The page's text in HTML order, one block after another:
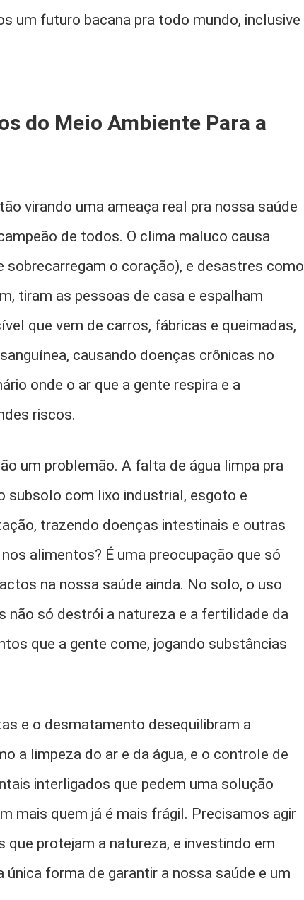
um futuro bacana pra todo mundo, inclusive
do Meio Ambiente Para a
virando uma ameaça real pra nossa saúde
de todos. O clima maluco causa
o coração), e desastres como
tiram as pessoas de casa e espalham
que vem de carros, fábricas e queimadas,
causando doenças crônicas no
onde o ar que a gente respira e a
riscos.
um problemão. A falta de água limpa pra
subsolo com lixo industrial, esgoto e
trazendo doenças intestinais e outras
alimentos? É uma preocupação que só
na nossa saúde ainda. No solo, o uso
não só destrói a natureza e a fertilidade da
que a gente come, jogando substâncias
e o desmatamento desequilibram a
a limpeza do ar e da água, e o controle de
interligados que pedem uma solução
mais quem já é mais frágil. Precisamos agir
protejam a natureza, e investindo em
forma de garantir a nossa saúde e um